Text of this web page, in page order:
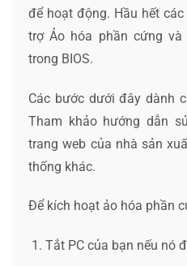
để hoạt động. Hầu hết
trợ Ảo hóa phần cứng
trong BIOS.
Các bước dưới đây dành
Tham khảo hướng dẫn
trang web của nhà sản
thống khác.
Để kích hoạt ảo hóa phần
Tắt PC của bạn nếu nó